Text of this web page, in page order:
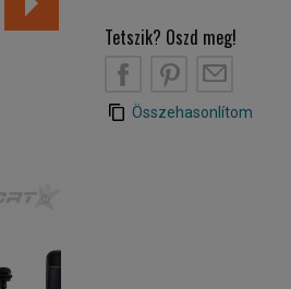
Tetszik? Oszd meg!
Összehasonlítom